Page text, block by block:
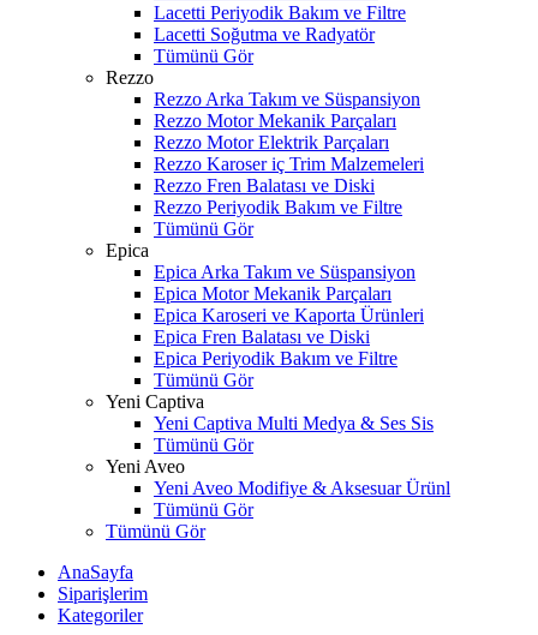
Lacetti Periyodik Bakım ve Filtre
Lacetti Soğutma ve Radyatör
Tümünü Gör
Rezzo
Rezzo Arka Takım ve Süspansiyon
Rezzo Motor Mekanik Parçaları
Rezzo Motor Elektrik Parçaları
Rezzo Karoser iç Trim Malzemeleri
Rezzo Fren Balatası ve Diski
Rezzo Periyodik Bakım ve Filtre
Tümünü Gör
Epica
Epica Arka Takım ve Süspansiyon
Epica Motor Mekanik Parçaları
Epica Karoseri ve Kaporta Ürünleri
Epica Fren Balatası ve Diski
Epica Periyodik Bakım ve Filtre
Tümünü Gör
Yeni Captiva
Yeni Captiva Multi Medya & Ses Sis
Tümünü Gör
Yeni Aveo
Yeni Aveo Modifiye & Aksesuar Ürünl
Tümünü Gör
Tümünü Gör
AnaSayfa
Siparişlerim
Kategoriler